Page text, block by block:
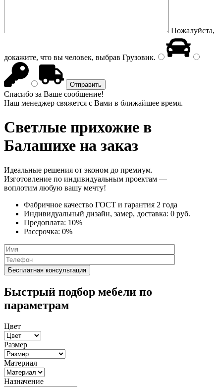
Пожалуйста,
докажите, что вы человек, выбрав Грузовик.
Спасибо за Ваше сообщение!
Наш менеджер свяжется с Вами в ближайшее время.
Светлые прихожие в
Балашихе на заказ
Идеальные решения от эконом до премиум.
Изготовление по индивидуальным проектам —
воплотим любую вашу мечту!
Фабричное качество ГОСТ и гарантия 2 года
Индивидуальный дизайн, замер, доставка: 0 руб.
Предоплата: 10%
Рассрочка: 0%
Быстрый подбор мебели по
параметрам
Цвет
Размер
Материал
Назначение